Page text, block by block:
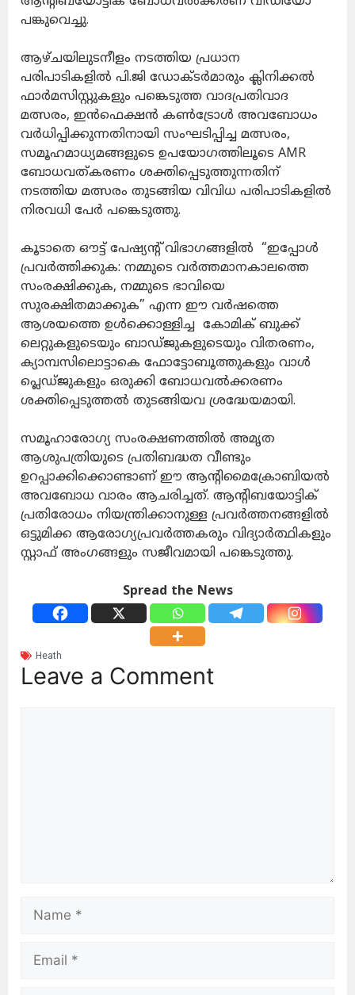
പങ്കുവെച്ചു.
ആഴ്ചയിലുടനീളം നടത്തിയ പ്രധാന
പരിപാടികളിൽ പി.ജി ഡോക്ടർമാരും ക്ലിനിക്കൽ
ഫാർമസിസ്റ്റുകളും പങ്കെടുത്ത വാദപ്രതിവാദ
മത്സരം, ഇൻഫെക്ഷൻ കൺട്രോൾ അവബോധം
വർധിപ്പിക്കുന്നതിനായി സംഘടിപ്പിച്ച മത്സരം,
സമൂഹമാധ്യമങ്ങളുടെ ഉപയോഗത്തിലൂടെ AMR
ബോധവത്കരണം ശക്തിപ്പെടുത്തുന്നതിന്
നടത്തിയ മത്സരം തുടങ്ങിയ വിവിധ പരിപാടികളിൽ
നിരവധി പേർ പങ്കെടുത്തു.
കൂടാതെ ഔട്ട് പേഷ്യന്റ് വിഭാഗങ്ങളിൽ “ഇപ്പോൾ
പ്രവർത്തിക്കുക: നമ്മുടെ വർത്തമാനകാലത്തെ
സംരക്ഷിക്കുക, നമ്മുടെ ഭാവിയെ
സുരക്ഷിതമാക്കുക” എന്ന ഈ വർഷത്തെ
ആശയത്തെ ഉൾക്കൊള്ളിച്ച കോമിക് ബുക്ക്
ലെറ്റുകളുടെയും ബാഡ്ജുകളുടെയും വിതരണം,
ക്യാമ്പസിലൊട്ടാകെ ഫോട്ടോബൂത്തുകളും വാൾ
പ്ലെഡ്ജുകളും ഒരുക്കി ബോധവൽക്കരണം
ശക്തിപ്പെടുത്തൽ തുടങ്ങിയവ ശ്രദ്ധേയമായി.
സമൂഹാരോഗ്യ സംരക്ഷണത്തിൽ അമൃത
ആശുപത്രിയുടെ പ്രതിബദ്ധത വീണ്ടും
ഉറപ്പാക്കിക്കൊണ്ടാണ് ഈ ആന്റിമൈക്രോബിയൽ
അവബോധ വാരം ആചരിച്ചത്. ആന്റിബയോട്ടിക്
പ്രതിരോധം നിയന്ത്രിക്കാനുള്ള പ്രവർത്തനങ്ങളിൽ
ഒട്ടുമിക്ക ആരോഗ്യപ്രവർത്തകരും വിദ്യാർത്ഥികളും
സ്റ്റാഫ് അംഗങ്ങളും സജീവമായി പങ്കെടുത്തു.
Spread the News
Heath
Leave a Comment